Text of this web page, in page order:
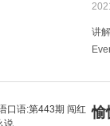
讲
愉